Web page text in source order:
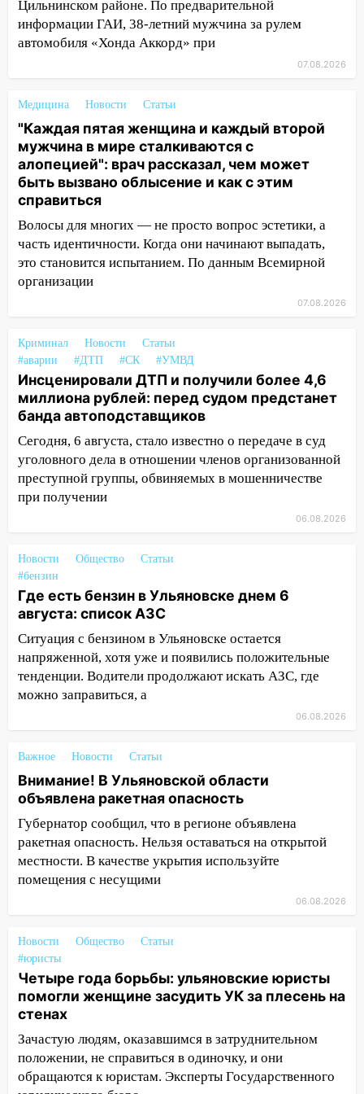
17:08 Ульяновский областной суд
оставил в силе приговор руководству
«УльяновскФармации» за махинации на
16:09
Ветераны легкой атлетики из
Ульяновска успешно выступили на
Чемпионате России
16:02 В Ульяновской области убрали
более 28% площадей зерновых и
зернобобовых культур
15:51 Бросила кирпич в жену брата: в
Ульяновской области завели дело на
агрессивную женщину
15:15
Проводил до квартиры и ограбил:
новый кавалер женщины оказался
рецидивистом
14:26 В Ульяновске ограничат движение
по улице Ефремова
14:23 67% ульяновцев готовы
передумать увольняться, если им
повысят зарплату
более 4,6 миллиона рублей: перед
судом предстанет банда
автоподставщиков
13:36 В Инзе произошел крупный пожар
13:00 В суде защитили репутацию
мужчины, которого необоснованно
обвиняли в жестоком обращении с
животными
Ульяновской области перевозчик
проездными
12:10
Ульяновский алиментщик накопил
120 тысяч долга
11:49 Снят режим «Ракетная
опасность» на территории Ульяновской
2027 года импорт, выпуск и обращение
бензина Евро 2, Евро 3, Евро 4
11:12 Соцсети: на Рябикова автомобиль
врезался в забор
10:27 Где есть бензин в Ульяновске
днем 6 августа: список АЗС
Цильнинском районе. По предварительной
информации ГАИ, 38-летний мужчина за рулем
автомобиля «Хонда Аккорд» при
07.08.2026
Медицина Новости Статьи
"Каждая пятая женщина и каждый второй
мужчина в мире сталкиваются с
алопецией": врач рассказал, чем может
быть вызвано облысение и как с этим
справиться
Волосы для многих — не просто вопрос эстетики, а
часть идентичности. Когда они начинают выпадать,
это становится испытанием. По данным Всемирной
организации
07.08.2026
Криминал Новости
Статьи
#аварии
#ДТП #СК #УМВД
Инсценировали ДТП и получили более 4,6
миллиона рублей: перед судом предстанет
банда автоподставщиков
Сегодня, 6 августа, стало известно о передаче в суд
уголовного дела в отношении членов организованной
преступной группы, обвиняемых в мошенничестве
при получении
06.08.2026
Новости Общество
Статьи
#бензин
Где есть бензин в Ульяновске днем 6
августа: список АЗС
Ситуация с бензином в Ульяновске остается
напряженной, хотя уже и появились положительные
тенденции. Водители продолжают искать АЗС, где
можно заправиться, а
06.08.2026
Важное Новости Статьи
Внимание! В Ульяновской области
объявлена ракетная опасность
Губернатор сообщил, что в регионе объявлена
ракетная опасность. Нельзя оставаться на открытой
местности. В качестве укрытия используйте
помещения с несущими
06.08.2026
Новости Общество
Статьи
#юристы
Четыре года борьбы: ульяновские юристы
помогли женщине засудить УК за плесень на
стенах
Зачастую людям, оказавшимся в затруднительном
положении, не справиться в одиночку, и они
обращаются к юристам. Эксперты Государственного